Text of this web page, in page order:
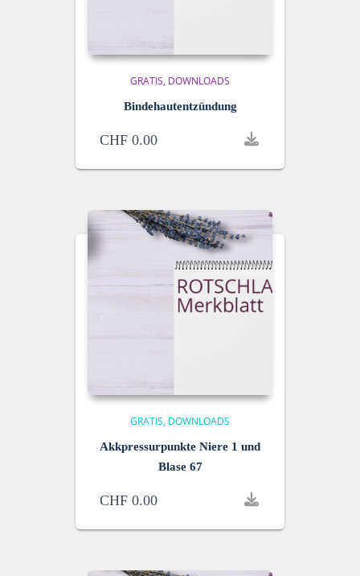
GRATIS DOWNLOADS
Bindehautentzündung
CHF 0.00
GRATIS DOWNLOADS
Akkpressurpunkte Niere 1 und
Blase 67
CHF 0.00